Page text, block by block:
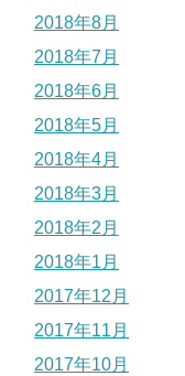
2018年8月
2018年7月
2018年6月
2018年5月
2018年4月
2018年3月
2018年2月
2018年1月
2017年12月
2017年11月
2017年10月